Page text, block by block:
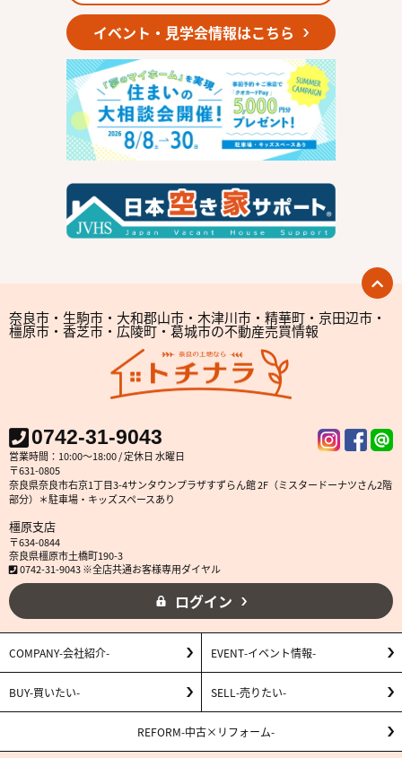
イベント・見学会情報はこちら
奈良市・生駒市・大和郡山市・木津川市・精華町・京田辺市・
橿原市・香芝市・広陵町・葛城市の不動産売買情報
0742-31-9043
営業時間：10:00～18:00 / 定休日 水曜日
〒631-0805
奈良県奈良市右京1丁目3-4サンタウンプラザすずらん館 2F（ミスタードーナツさん2階
部分）＊駐車場・キッズスペースあり
橿原支店
〒634-0844
奈良県橿原市土橋町190-3
0742-31-9043 ※全店共通お客様専用ダイヤル
ログイン
COMPANY 会社紹介 EVENT イベント情報
BUY 買いたい SELL 売りたい
REFORM 中古×リフォーム